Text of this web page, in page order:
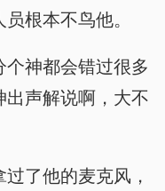
根本不鸟他。
神都会错过很多
声解说啊，大不
了他的麦克风，